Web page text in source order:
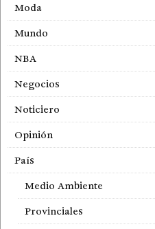
Moda
Mundo
NBA
Negocios
Noticiero
Opinión
País
Medio Ambiente
Provinciales